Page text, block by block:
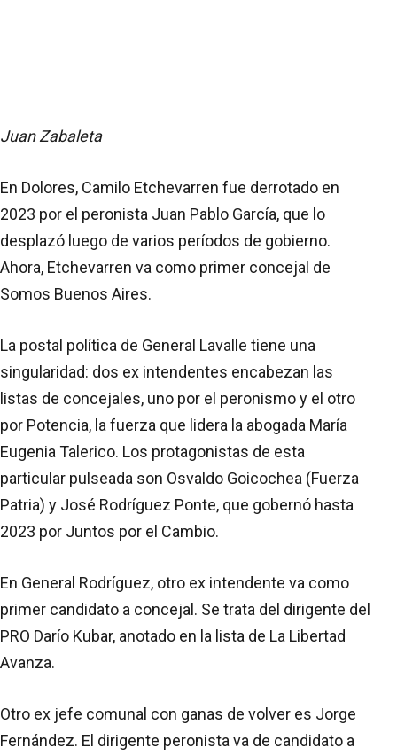
Juan Zabaleta
En Dolores, Camilo Etchevarren fue derrotado en
2023 por el peronista Juan Pablo García, que lo
desplazó luego de varios períodos de gobierno.
Ahora, Etchevarren va como primer concejal de
Somos Buenos Aires.
La postal política de General Lavalle tiene una
singularidad: dos ex intendentes encabezan las
listas de concejales, uno por el peronismo y el otro
por Potencia, la fuerza que lidera la abogada María
Eugenia Talerico. Los protagonistas de esta
particular pulseada son Osvaldo Goicochea (Fuerza
Patria) y José Rodríguez Ponte, que gobernó hasta
2023 por Juntos por el Cambio.
En General Rodríguez, otro ex intendente va como
primer candidato a concejal. Se trata del dirigente del
PRO Darío Kubar, anotado en la lista de La Libertad
Avanza.
Otro ex jefe comunal con ganas de volver es Jorge
Fernández. El dirigente peronista va de candidato a